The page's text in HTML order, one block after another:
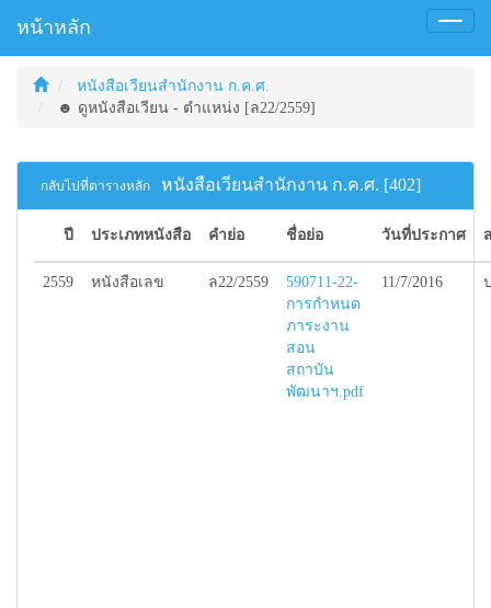
หน้าหลัก
Toggle
หนังสือเวียนสำนักงาน ก.ค.ศ.
☻ ดูหนังสือเวียน - ตำแหน่ง [ล22/2559]
กลับไปที่ตารางหลัก หนังสือเวียนสำนักงาน ก.ค.ศ. [402]
ปี ประเภทหนังสือ คำย่อ ชื่อย่อ วันที่ประกาศ
2559 หนังสือเลข ล22/2559
590711-22-
การกำหนด
ภาระงาน
สอน
สถาบัน
พัฒนาฯ.pdf
11/7/2016